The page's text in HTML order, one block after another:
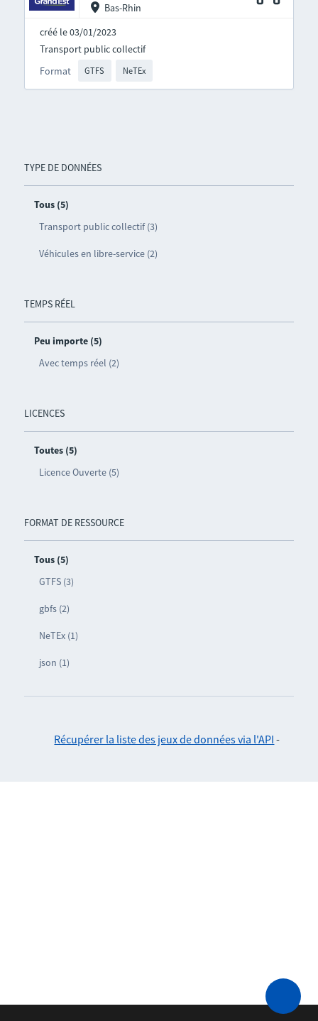
TYPE DE DONNÉES
Tous (5)
Transport public collectif (3)
Véhicules en libre-service (2)
TEMPS RÉEL
Peu importe (5)
Avec temps réel (2)
LICENCES
Toutes (5)
Licence Ouverte (5)
FORMAT DE RESSOURCE
Tous (5)
GTFS (3)
gbfs (2)
NeTEx (1)
json (1)
Bas-Rhin
créé le 03/01/2023
Format GTFS NeTEx
Transport public collectif
Récupérer la liste des jeux de données via l'API -